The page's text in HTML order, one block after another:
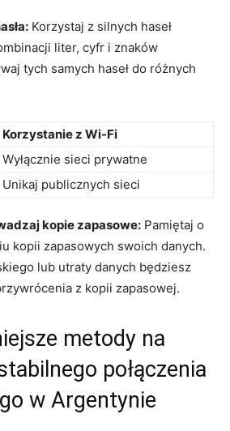
Korzystaj z silnych haseł
liter, cyfr i znaków
tych samych haseł do różnych
Korzystanie z Wi-Fi
Wyłącznie sieci prywatne
Unikaj publicznych sieci
kopie zapasowe: Pamiętaj o
kopii zapasowych swoich danych.
lub utraty danych będziesz
z kopii zapasowej.
metody na
połączenia
w Argentynie